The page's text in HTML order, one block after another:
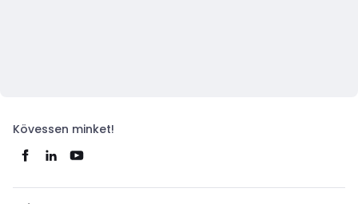
Kövessen minket!